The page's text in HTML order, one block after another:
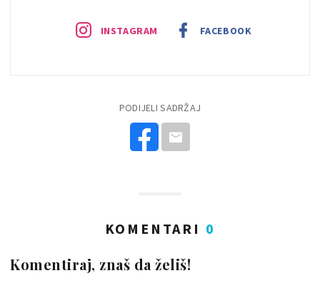
INSTAGRAM FACEBOOK
PODIJELI SADRŽAJ
KOMENTARI 0
Komentiraj, znaš da želiš!